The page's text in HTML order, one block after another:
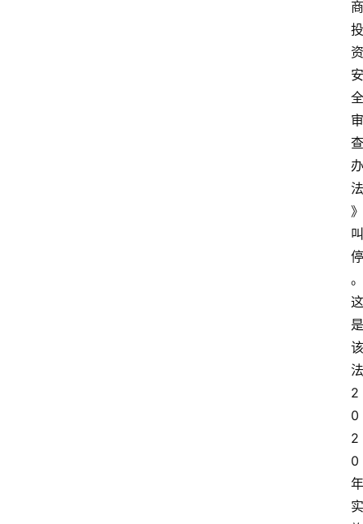
商
投
资
安
全
审
查
办
法
》
叫
停
。
这
是
该
法
2
0
2
0
年
实